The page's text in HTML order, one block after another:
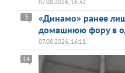
07.08.2026, 16:32
«Динамо» ранее
домашнюю фору в
3
07.08.2026, 16:11
14